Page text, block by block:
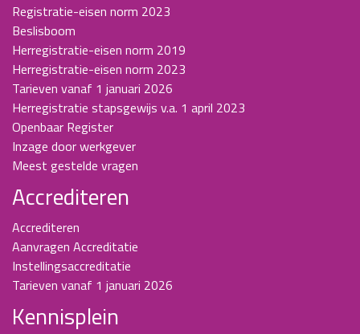
Registratie-eisen norm 2023
Beslisboom
Herregistratie-eisen norm 2019
Herregistratie-eisen norm 2023
Tarieven vanaf 1 januari 2026
Herregistratie stapsgewijs v.a. 1 april 2023
Openbaar Register
Inzage door werkgever
Meest gestelde vragen
Accrediteren
Accrediteren
Aanvragen Accreditatie
Instellingsaccreditatie
Tarieven vanaf 1 januari 2026
Kennisplein